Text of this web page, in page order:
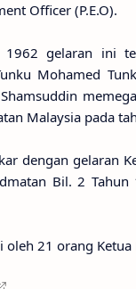
Officer (P.E.O).
gelaran ini
Mohamed
Malaysia pada
dengan gelaran
Bil. 2
oleh 21 orang